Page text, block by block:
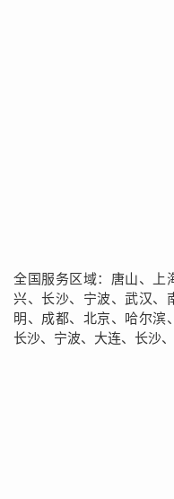
全国服务区域：唐山、上
兴、长沙、宁波、武汉、
明、成都、北京、哈尔滨
长沙、宁波、大连、长沙